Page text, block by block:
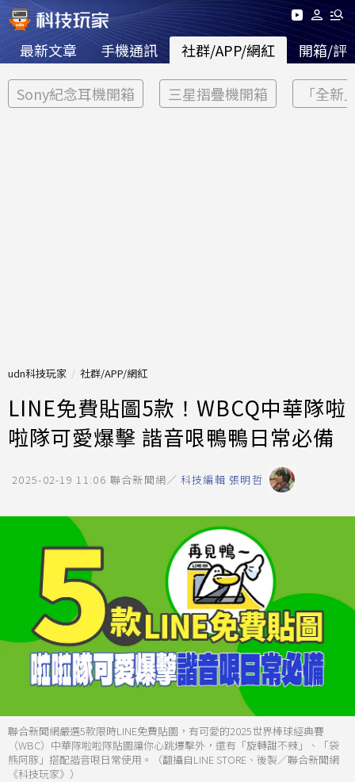
最新文章 手機通訊 社群/APP/網紅 開箱/評
Sony紀念耳機開箱 三星摺疊機開箱 「全新
udn科技玩家 社群/APP/網紅
LINE免費貼圖5款！WBCQ中華隊啦
啦隊可愛爆擊 諧音哏鴨鴨日常必備
2025-02-19 11:06 聯合新聞網／ 科技編輯 張明哲
聯合新聞網嚴選5款限時LINE免費貼圖，有可愛的2025世界棒球經典賽
（WBC）中華隊啦啦隊貼圖讓你心跳爆擊外，還有「旋轉甜不辣」、「袋
熊阿豚」搭配諧音哏日常使用。（翻攝自LINE STORE、後製／聯合新聞網
《科技玩家》）